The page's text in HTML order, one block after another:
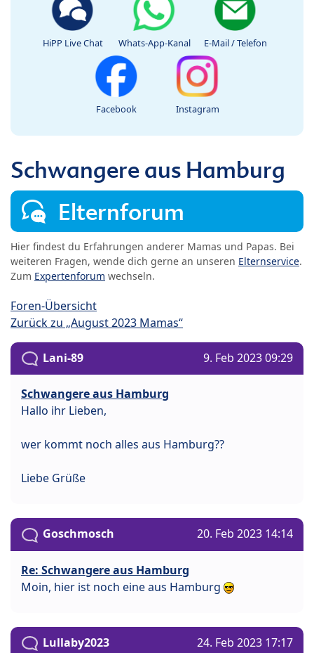
HiPP Live Chat Whats-App-Kanal E-Mail / Telefon
Facebook Instagram
Schwangere aus Hamburg
Elternforum
Hier findest du Erfahrungen anderer Mamas und Papas. Bei
weiteren Fragen, wende dich gerne an unseren Elternservice.
Zum Expertenforum wechseln.
Foren-Übersicht
Zurück zu „August 2023 Mamas“
Lani-89 9. Feb 2023 09:29
Schwangere aus Hamburg
Hallo ihr Lieben,
wer kommt noch alles aus Hamburg??
Liebe Grüße
Goschmosch 20. Feb 2023 14:14
Re: Schwangere aus Hamburg
Moin, hier ist noch eine aus Hamburg
Lullaby2023 24. Feb 2023 17:17